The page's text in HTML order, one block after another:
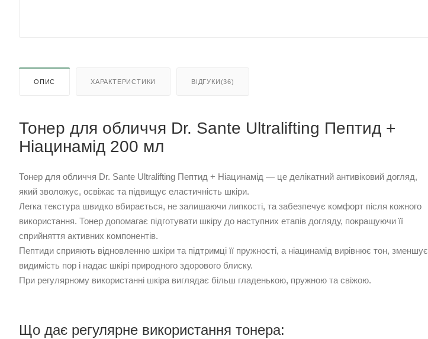
ОПИС ХАРАКТЕРИСТИКИ ВІДГУКИ(36)
Тонер для обличчя Dr. Sante Ultralifting Пептид +
Ніацинамід 200 мл
Тонер для обличчя Dr. Sante Ultralifting Пептид + Ніацинамід — це делікатний антивіковий догляд,
який зволожує, освіжає та підвищує еластичність шкіри.
Легка текстура швидко вбирається, не залишаючи липкості, та забезпечує комфорт після кожного
використання. Тонер допомагає підготувати шкіру до наступних етапів догляду, покращуючи її
сприйняття активних компонентів.
Пептиди сприяють відновленню шкіри та підтримці її пружності, а ніацинамід вирівнює тон, зменшує
видимість пор і надає шкірі природного здорового блиску.
При регулярному використанні шкіра виглядає більш гладенькою, пружною та свіжою.
Що дає регулярне використання тонера: